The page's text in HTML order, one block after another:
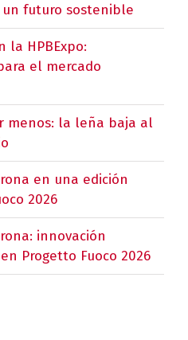
futuro sostenible
HPBExpo:
el mercado
menos: la leña baja al
en una edición
2026
innovación
Progetto Fuoco 2026